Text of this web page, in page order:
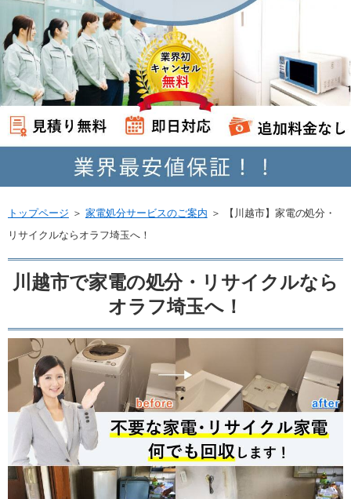
トップページ ＞ 家電処分サービスのご案内 ＞
【川越市】家電の処分・
リサイクルならオラフ埼玉へ！
川越市で家電の処分・リサイクルなら
オラフ埼玉へ！